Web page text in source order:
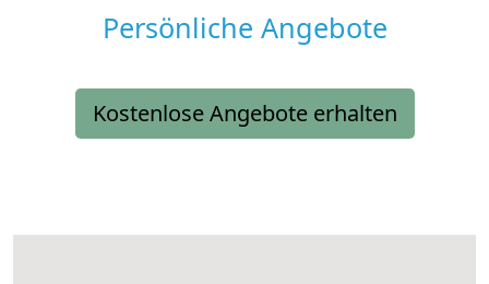
Persönliche Angebote
Kostenlose Angebote erhalten